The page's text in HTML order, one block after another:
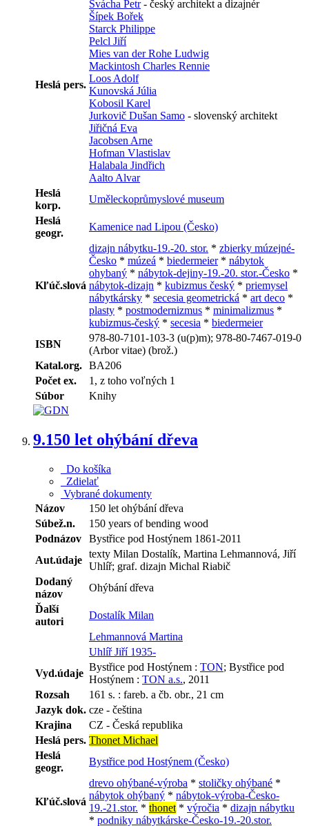
Heslá pers.
Švácha Petr- český architekt a dizajnér
Šípek Bořek
Starck Philippe
Pelcl Jiří
Mies van der Rohe Ludwig
Mackintosh Charles Rennie
Loos Adolf
Kunovská Júlia
Kobosil Karel
Jurkovič Dušan Samo - slovenský architekt
Jiřičná Eva
Jacobsen Arne
Hofman Vlastislav
Halabala Jindřich
Aalto Alvar
Heslá
korp.
Uměleckoprůmyslové museum
Heslá
geogr.
Kamenice nad Lipou (Česko)
Kľúč.slová
dizajn nábytku-19.-20. stor. * zbierky múzejné-
Česko * múzeá * biedermeier* nábytok
ohybaný * nábytok-dejiny-19.-20. stor.-Česko *
nábytok-dizajn * kubizmus český * priemysel
nábytkársky * secesia geometrická * art deco *
plasty * postmodernizmus * minimalizmus *
kubizmus-český * secesia * biedermeier
ISBN
978-80-7101-103-3 (u(p)m); 978-80-7467-019-0
(Arbor vitae) (brož.)
Katal.org. BA206
Počet ex.
1, z toho voľných 1
Súbor
Knihy
9.150 let ohýbání dřeva
Do košíka
Zdielať
Vybrané dokumenty
Názov
150 let ohýbání dřeva
Súbež.n.
150 years of bending wood
Podnázov
Bystřice pod Hostýnem 1861-2011
Aut.údaje
texty Milan Dostalík, Martina Lehmannová, Jiří
Uhlíř; graf. dizajn Michal Riabič
Dodaný
názov
Ohýbání dřeva
Ďalší
autori
Dostalík Milan
Lehmannová Martina
Uhlíř Jiří 1935-
Vyd.údaje
Bystřice pod Hostýnem : TON; Bystřice pod
Hostýnem : TON a.s., 2011
Rozsah
161 s. : fareb. a čb. obr., 21 cm
Jazyk dok. cze - čeština
Krajina
CZ - Česká republika
Heslá pers. Thonet Michael
Heslá
geogr.
Bystřice pod Hostýnem (Česko)
Kľúč.slová
drevo ohýbané-výroba * stoličky ohýbané *
nábytok ohýbaný * nábytok-výroba-Česko-
19.-21.stor. * thonet * výročia * dizajn nábytku
* podniky nábytkárske-Česko-19.-20.stor.